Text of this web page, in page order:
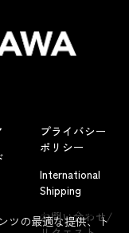
よくあるお問い合わせ
プライバシー
ポリシー
International
Shipping
お問い合わせ/
ツの最適な提供、ト